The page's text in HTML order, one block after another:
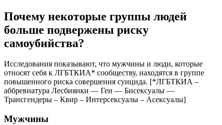
Почему некоторые группы людей
больше подвержены риску
самоубийства?
Исследования показывают, что мужчины и люди, которые
относят себя к ЛГБТКИА* сообществу, находятся в группе
повышенного риска совершения суицида. [*ЛГБТКИА –
аббревиатура Лесбиянки — Геи — Бисексуалы —
Трансгендеры – Квир – Интерсексуалы – Асексуалы]
Мужчины